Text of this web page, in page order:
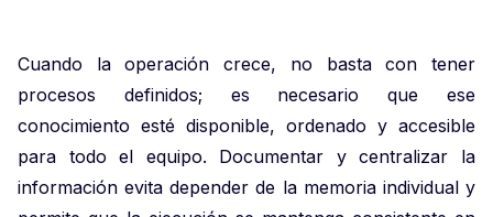
Cuando la operación crece, no basta con tener
procesos definidos; es necesario que ese
conocimiento esté disponible, ordenado y accesible
para todo el equipo. Documentar y centralizar la
información evita depender de la memoria individual y